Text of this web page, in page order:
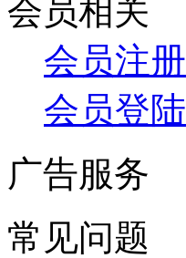
会员相关
会员注册
会员登陆
广告服务
常见问题